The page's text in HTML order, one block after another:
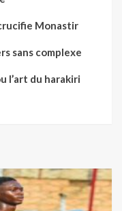
crucifie Monastir
sans complexe
l’art du harakiri